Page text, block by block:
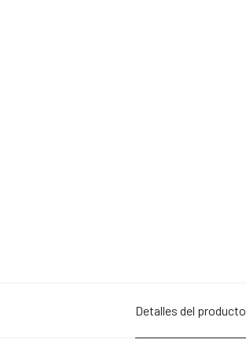
Detalles del producto